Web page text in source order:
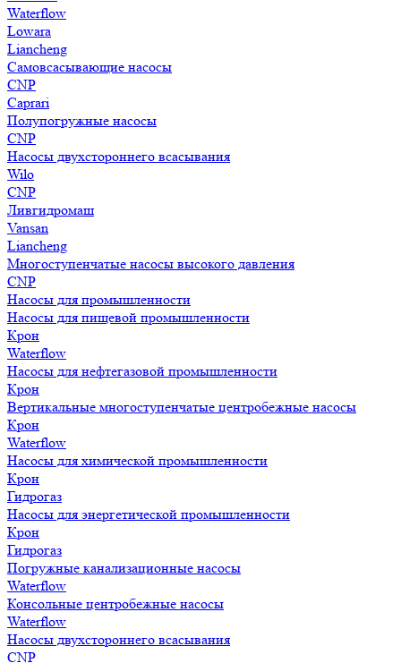
Waterflow
Lowara
Liancheng
Самовсасывающие насосы
CNP
Caprari
Полупогружные насосы
CNP
Насосы двухстороннего всасывания
Wilo
CNP
Ливгидромаш
Vansan
Liancheng
Многоступенчатые насосы высокого давления
CNP
Насосы для промышленности
Насосы для пищевой промышленности
Крон
Waterflow
Насосы для нефтегазовой промышленности
Крон
Вертикальные многоступенчатые центробежные насосы
Крон
Waterflow
Насосы для химической промышленности
Крон
Гидрогаз
Насосы для энергетической промышленности
Крон
Гидрогаз
Погружные канализационные насосы
Waterflow
Консольные центробежные насосы
Waterflow
Насосы двухстороннего всасывания
CNP